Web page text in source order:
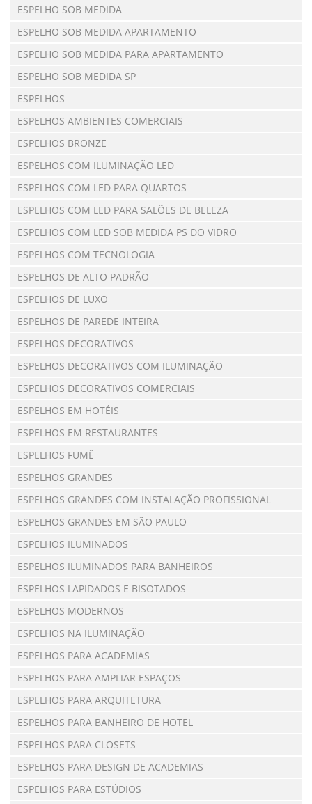
ESPELHO SOB MEDIDA
ESPELHO SOB MEDIDA APARTAMENTO
ESPELHO SOB MEDIDA PARA APARTAMENTO
ESPELHO SOB MEDIDA SP
ESPELHOS
ESPELHOS AMBIENTES COMERCIAIS
ESPELHOS BRONZE
ESPELHOS COM ILUMINAÇÃO LED
ESPELHOS COM LED PARA QUARTOS
ESPELHOS COM LED PARA SALÕES DE BELEZA
ESPELHOS COM LED SOB MEDIDA PS DO VIDRO
ESPELHOS COM TECNOLOGIA
ESPELHOS DE ALTO PADRÃO
ESPELHOS DE LUXO
ESPELHOS DE PAREDE INTEIRA
ESPELHOS DECORATIVOS
ESPELHOS DECORATIVOS COM ILUMINAÇÃO
ESPELHOS DECORATIVOS COMERCIAIS
ESPELHOS EM HOTÉIS
ESPELHOS EM RESTAURANTES
ESPELHOS FUMÊ
ESPELHOS GRANDES
ESPELHOS GRANDES COM INSTALAÇÃO PROFISSIONAL
ESPELHOS GRANDES EM SÃO PAULO
ESPELHOS ILUMINADOS
ESPELHOS ILUMINADOS PARA BANHEIROS
ESPELHOS LAPIDADOS E BISOTADOS
ESPELHOS MODERNOS
ESPELHOS NA ILUMINAÇÃO
ESPELHOS PARA ACADEMIAS
ESPELHOS PARA AMPLIAR ESPAÇOS
ESPELHOS PARA ARQUITETURA
ESPELHOS PARA BANHEIRO DE HOTEL
ESPELHOS PARA CLOSETS
ESPELHOS PARA DESIGN DE ACADEMIAS
ESPELHOS PARA ESTÚDIOS